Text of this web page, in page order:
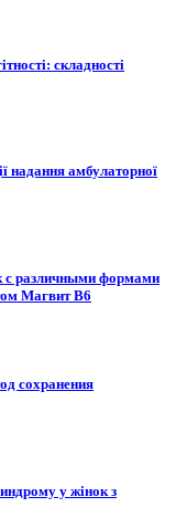
складності
надання амбулаторної
с различными формами
Магвит В6
сохранения
у жінок з